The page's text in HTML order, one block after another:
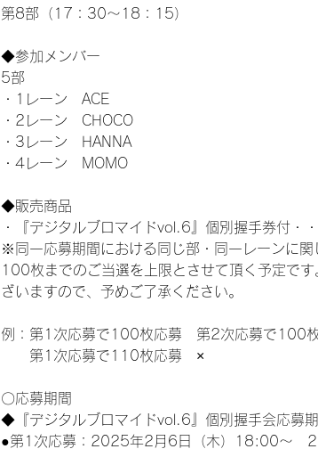
第8部（17：30～18：15）
◆参加メンバー
5部
・1レーン　ACE
・2レーン　CHOCO
・3レーン　HANNA
・4レーン　MOMO
◆販売商品
・『デジタルブロマイドvol.6』個別握手券付・
※同一応募期間における同じ部・同一レーンに
100枚までのご当選を上限とさせて頂く予定で
ざいますので、予めご了承ください。
例：第1次応募で100枚応募　第2次応募で100
第1次応募で110枚応募　×
〇応募期間
◆『デジタルブロマイドvol.6』個別握手会応募
●第1次応募：2025年2月6日（木）18:00～